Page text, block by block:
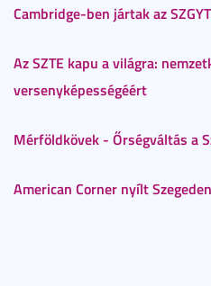
Cambridge-ben jártak az
Az SZTE kapu a világra:
versenyképességéért
Mérföldkövek - Őrségváltás a
American Corner nyílt Szegeden